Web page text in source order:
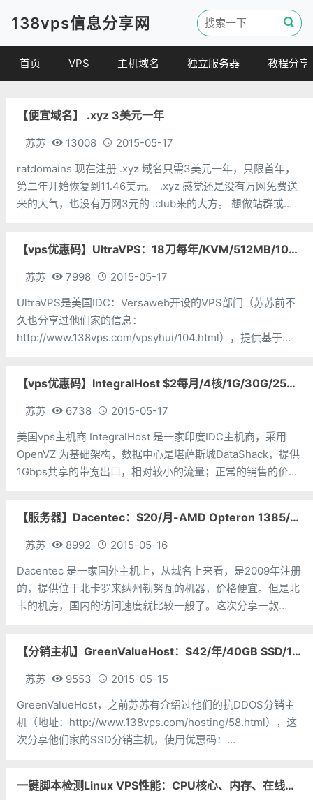
138vps信息分享网
首页 VPS
便宜VPS
VPS评测
主机域名
虚拟主机
独立服务器 教程分享
其他教程
【便宜域名】 .xyz 3美元一年
苏苏 13008
2015-05-17
ratdomains 现在注册 .xyz 域名只需3美元一年，只限首年，
第二年开始恢复到11.46美元。 .xyz 感觉还是没有万网免费送
来的大气，也没有万网3元的 .club来的大方。 想做站群或垃
【vps优惠码】UltraVPS：18刀每年/KVM/512MB/10G/1TB/2IP 多机房
苏苏 7998
2015-05-17
UltraVPS是美国IDC：Versaweb开设的VPS部门（苏苏前不
久也分享过他们家的信息：
http://www.138vps.com/vpsyhui/104.html），提供基于
【vps优惠码】IntegralHost $2每月/4核/1G/30G/250G 堪萨斯
苏苏 6738
2015-05-17
美国vps主机商 IntegralHost 是一家印度IDC主机商，采用
OpenVZ 为基础架构，数据中心是堪萨斯城DataShack，提供
1Gbps共享的带宽出口，相对较小的流量；正常的销售的价格
【服务器】Dacentec：$20/月-AMD Opteron 1385/8GB/2TB*2/10TB 北卡
苏苏 8992
2015-05-16
Dacentec 是一家国外主机上，从域名上来看，是2009年注册
的，提供位于北卡罗来纳州勒努瓦的机器，价格便宜。但是北
卡的机房，国内的访问速度就比较一般了。这次分享一款
【分销主机】GreenValueHost：$42/年/40GB SSD/1000GB/独立IP/无限SSL 多机房
苏苏 9553
2015-05-15
GreenValueHost，之前苏苏有介绍过他们的抗DDOS分销主
机（地址：http://www.138vps.com/hosting/58.html），这
次分享他们家的SSD分销主机，使用优惠码：
一键脚本检测Linux VPS性能：CPU核心、内存、在线时间、下载速度